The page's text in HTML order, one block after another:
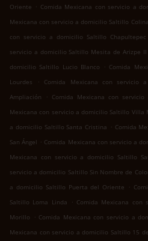
Oriente . Comida Mexicana con servicio a
Mexicana con servicio a domicilio Saltillo
con servicio a domicilio Saltillo
servicio a domicilio Saltillo Mesita de Arizpe II
domicilio Saltillo Lucio Blanco
. Comida
Lourdes
.
Comida Mexicana con servicio
Ampliación
. Comida Mexicana con
Mexicana con servicio a domicilio Saltillo Villa
a domicilio Saltillo Santa Cristina . Comida
San Ángel . Comida Mexicana con servicio a
Mexicana con servicio a domicilio Saltillo
servicio a domicilio Saltillo Sin Nombre de
a domicilio Saltillo Puerta del Oriente
.
Saltillo Loma Linda
. Comida Mexicana con
Morillo
. Comida Mexicana con servicio a
Mexicana con servicio a domicilio Saltillo 15